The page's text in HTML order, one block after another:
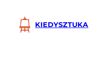
treści
KIEDYSZTUKA